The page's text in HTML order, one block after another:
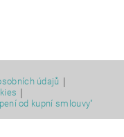
údajů
od kupní smlouvy"